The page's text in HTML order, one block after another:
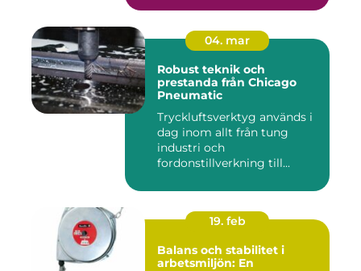
04. mar
Robust teknik och
prestanda från Chicago
Pneumatic
Tryckluftsverktyg används i
dag inom allt från tung
industri och
fordonstillverkning till...
19. feb
Balans och stabilitet i
arbetsmiljön: En